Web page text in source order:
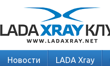
Новости LADA Xray